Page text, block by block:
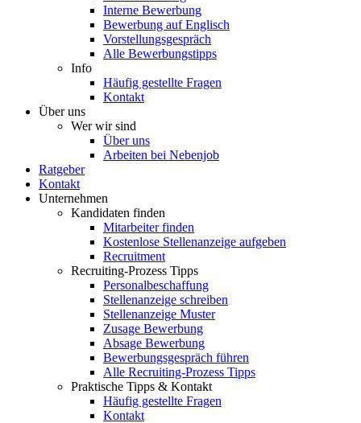
Interne Bewerbung
Bewerbung auf Englisch
Vorstellungsgespräch
Alle Bewerbungstipps
Info
Häufig gestellte Fragen
Kontakt
Über uns
Wer wir sind
Über uns
Arbeiten bei Nebenjob
Ratgeber
Kontakt
Unternehmen
Kandidaten finden
Mitarbeiter finden
Kostenlose Stellenanzeige aufgeben
Recruitment
Recruiting-Prozess Tipps
Personalbeschaffung
Stellenanzeige schreiben
Stellenanzeige Muster
Zusage Bewerbung
Absage Bewerbung
Bewerbungsgespräch führen
Alle Recruiting-Prozess Tipps
Praktische Tipps & Kontakt
Häufig gestellte Fragen
Kontakt